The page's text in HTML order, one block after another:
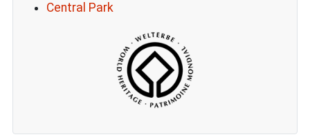
Central Park